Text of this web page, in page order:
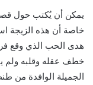
يمكن أن يُكتب حول
خاصة أن هذه الزيجة
هدى الحب الذي وقع
خطف عقله وقلبه ولم